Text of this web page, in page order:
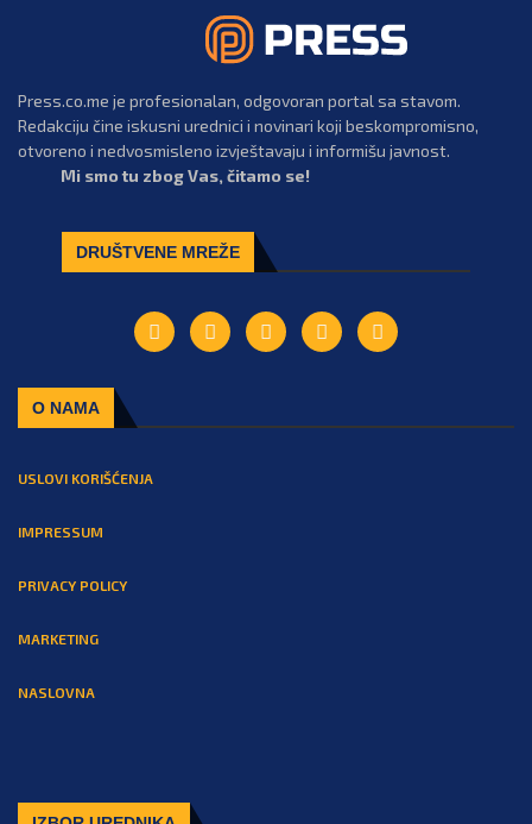
Press.co.me je profesionalan, odgovoran portal sa stavom.
Redakciju čine iskusni urednici i novinari koji beskompromisno,
otvoreno i nedvosmisleno izvještavaju i informišu javnost.
Mi smo tu zbog Vas, čitamo se!
DRUŠTVENE MREŽE
O NAMA
USLOVI KORIŠĆENJA
IMPRESSUM
PRIVACY POLICY
MARKETING
NASLOVNA